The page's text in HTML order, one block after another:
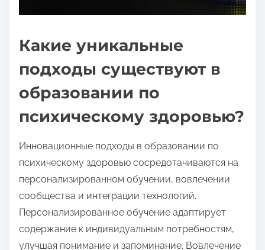
Какие уникальные
подходы существуют в
образовании по
психическому здоровью?
Инновационные подходы в образовании по
психическому здоровью сосредотачиваются на
персонализированном обучении, вовлечении
сообщества и интеграции технологий.
Персонализированное обучение адаптирует
содержание к индивидуальным потребностям,
улучшая понимание и запоминание. Вовлечение